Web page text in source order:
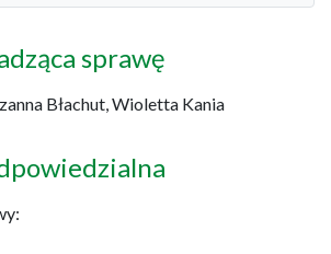
sprawę
Błachut, Wioletta Kania